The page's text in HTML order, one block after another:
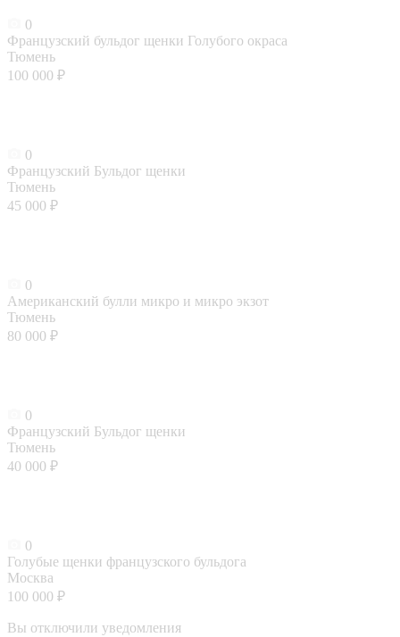
0
Французский бульдог щенки Голубого окраса
Тюмень
100 000 ₽
0
Французский Бульдог щенки
Тюмень
45 000 ₽
0
Американский булли микро и микро экзот
Тюмень
80 000 ₽
0
Французский Бульдог щенки
Тюмень
40 000 ₽
0
Голубые щенки французского бульдога
Москва
100 000 ₽
Вы отключили уведомления